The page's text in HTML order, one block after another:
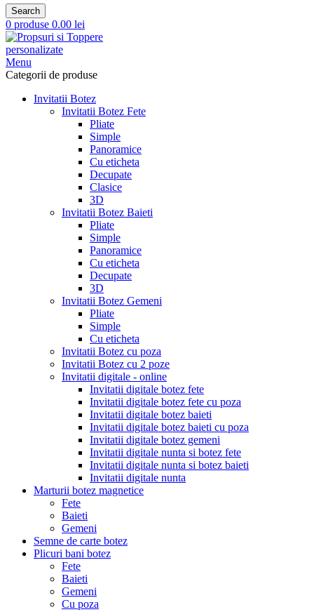
Search
0 produse 0.00 lei
Menu
Categorii de produse
Invitatii Botez
Invitatii Botez Fete
Pliate
Simple
Panoramice
Cu eticheta
Decupate
Clasice
3D
Invitatii Botez Baieti
Pliate
Simple
Panoramice
Cu eticheta
Decupate
3D
Invitatii Botez Gemeni
Pliate
Simple
Cu eticheta
Invitatii Botez cu poza
Invitatii Botez cu 2 poze
Invitatii digitale - online
Invitatii digitale botez fete
Invitatii digitale botez fete cu poza
Invitatii digitale botez baieti
Invitatii digitale botez baieti cu poza
Invitatii digitale botez gemeni
Invitatii digitale nunta si botez fete
Invitatii digitale nunta si botez baieti
Invitatii digitale nunta
Marturii botez magnetice
Fete
Baieti
Gemeni
Semne de carte botez
Plicuri bani botez
Fete
Baieti
Gemeni
Cu poza